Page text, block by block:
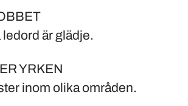
ledord är glädje.
YRKEN
inom olika områden.